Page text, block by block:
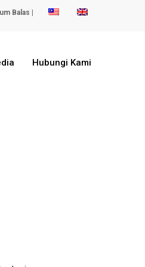
Balas |
Hubungi Kami